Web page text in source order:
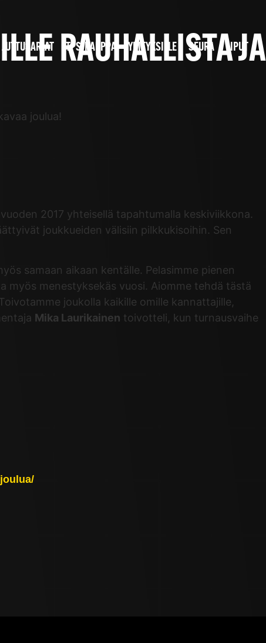
JUTTUSARJAT TPS-KAUPPA YRITYKSILLE SEURA LIPUT
RAUHALLISTA JA
joulua!
2017 yhteisellä tapahtumalla keskiviikkona.
joukkueiden välisiin pilkkukisoihin. Sen
samaan aikaan kentälle. Pelasimme pienen
myös menestyksekäs vuosi. Aiomme tehdä tästä
joukolla kaikille omille kannattajille,
Mika Laurikainen toivotteli, kun turnausvaihe